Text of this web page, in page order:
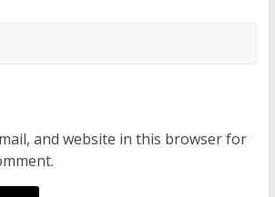
and website in this browser for